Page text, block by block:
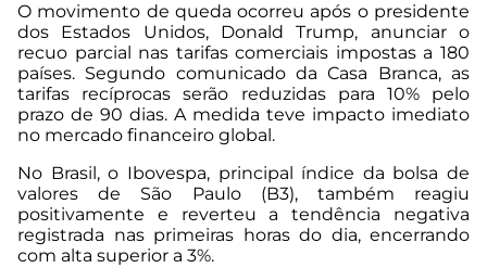
O movimento de queda ocorreu após o presidente
dos Estados Unidos, Donald Trump, anunciar o
recuo parcial nas tarifas comerciais impostas a 180
países. Segundo comunicado da Casa Branca, as
tarifas recíprocas serão reduzidas para 10% pelo
prazo de 90 dias. A medida teve impacto imediato
no mercado financeiro global.
No Brasil, o Ibovespa, principal índice da bolsa de
valores de São Paulo (B3), também reagiu
positivamente e reverteu a tendência negativa
registrada nas primeiras horas do dia, encerrando
com alta superior a 3%.